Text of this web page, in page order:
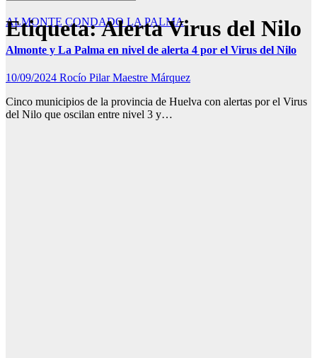
Etiqueta:Alerta Virus del Nilo
ALMONTE CONDADO LA PALMA
Almonte y La Palma en nivel de alerta 4 por el Virus del Nilo
10/09/2024 Rocío Pilar Maestre Márquez
Cinco municipios de la provincia de Huelva con alertas por el Virus
del Nilo que oscilan entre nivel 3 y…